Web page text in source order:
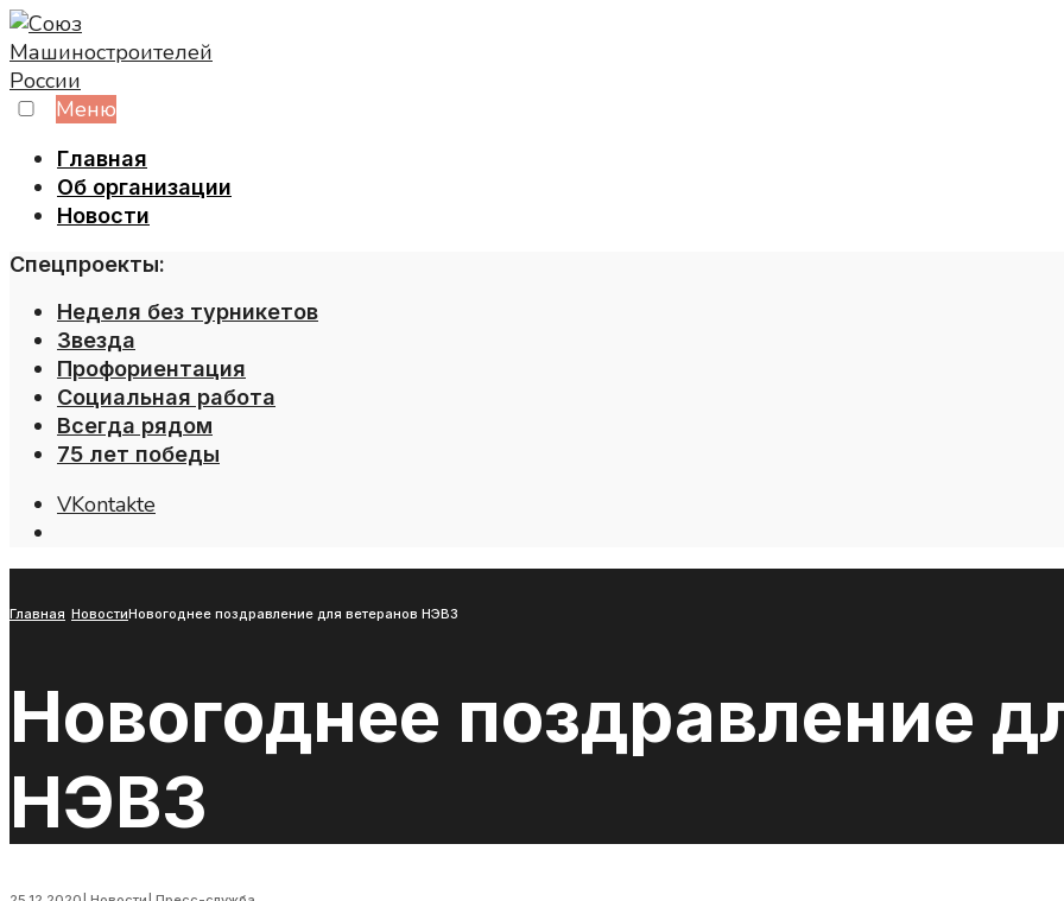
Skip
to
content
Меню
Главная
Об организации
Новости
Спецпроекты:
Неделя без турникетов
Звезда
Профориентация
Социальная работа
Всегда рядом
75 лет победы
VKontakte
Главная НовостиНовогоднее поздравление для ветеранов НЭВЗ
Новогоднее поздравление
НЭВЗ